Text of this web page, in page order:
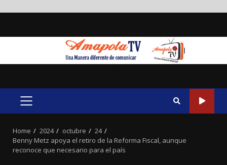
PRIMARY
Home 2024 octubre
24
Benny Metz apoya el retiro de la Reforma Fiscal, aunque
reconoce que necesario para el país